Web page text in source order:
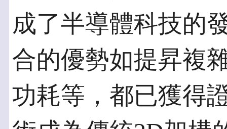
成了半導體科技的
合的優勢如提昇複
功耗等，都已獲得